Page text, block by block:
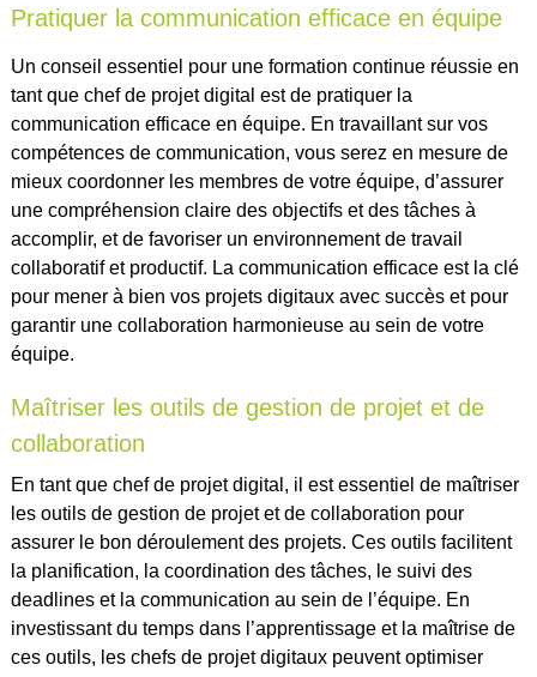
Pratiquer la communication efficace en équipe
Un conseil essentiel pour une formation continue réussie en
tant que chef de projet digital est de pratiquer la
communication efficace en équipe. En travaillant sur vos
compétences de communication, vous serez en mesure de
mieux coordonner les membres de votre équipe, d’assurer
une compréhension claire des objectifs et des tâches à
accomplir, et de favoriser un environnement de travail
collaboratif et productif. La communication efficace est la clé
pour mener à bien vos projets digitaux avec succès et pour
garantir une collaboration harmonieuse au sein de votre
équipe.
Maîtriser les outils de gestion de projet et de
collaboration
En tant que chef de projet digital, il est essentiel de maîtriser
les outils de gestion de projet et de collaboration pour
assurer le bon déroulement des projets. Ces outils facilitent
la planification, la coordination des tâches, le suivi des
deadlines et la communication au sein de l’équipe. En
investissant du temps dans l’apprentissage et la maîtrise de
ces outils, les chefs de projet digitaux peuvent optimiser